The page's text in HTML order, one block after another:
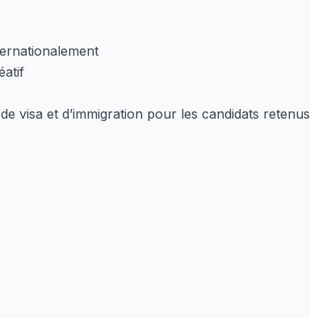
visa et d’immigration pour les candidats retenus